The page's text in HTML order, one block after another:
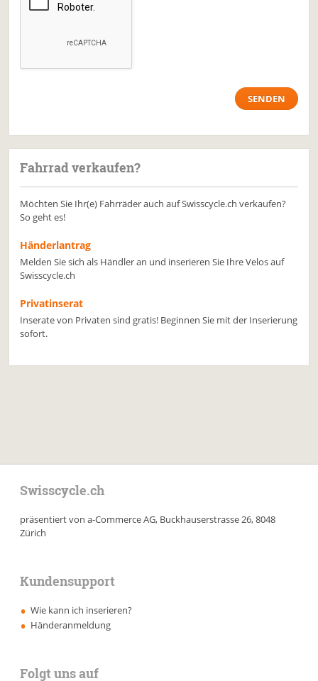
Fahrrad verkaufen?
Möchten Sie Ihr(e) Fahrräder auch auf Swisscycle.ch verkaufen?
So geht es!
Händerlantrag
Melden Sie sich als Händler an und inserieren Sie Ihre Velos auf
Swisscycle.ch
Privatinserat
Inserate von Privaten sind gratis! Beginnen Sie mit der Inserierung
sofort.
Swisscycle.ch
präsentiert von a-Commerce AG, Buckhauserstrasse 26, 8048
Zürich
Kundensupport
Wie kann ich inserieren?
Händeranmeldung
Folgt uns auf